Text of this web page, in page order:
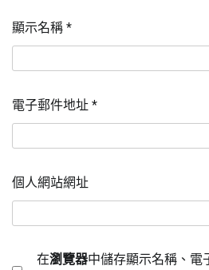
顯示名稱 *
電子郵件地址 *
個人網站網址
在瀏覽器中儲存顯示名稱、電